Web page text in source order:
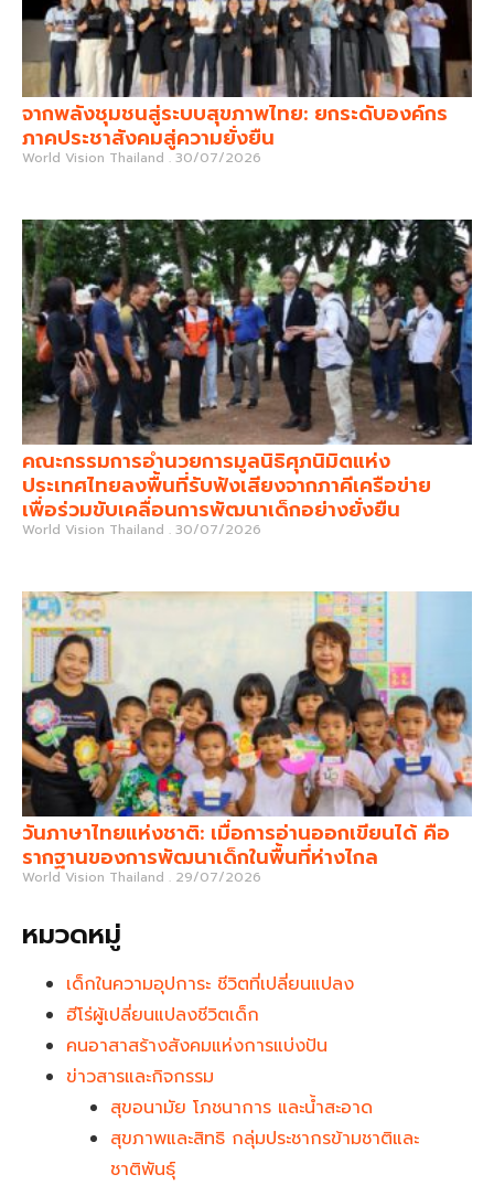
จากพลังชุมชนสู่ระบบสุขภาพไทย: ยกระดับองค์กร
ภาคประชาสังคมสู่ความยั่งยืน
World Vision Thailand 30/07/2026
คณะกรรมการอำนวยการมูลนิธิศุภนิมิตแห่ง
ประเทศไทยลงพื้นที่รับฟังเสียงจากภาคีเครือข่าย
เพื่อร่วมขับเคลื่อนการพัฒนาเด็กอย่างยั่งยืน
World Vision Thailand 30/07/2026
วันภาษาไทยแห่งชาติ: เมื่อการอ่านออกเขียนได้ คือ
รากฐานของการพัฒนาเด็กในพื้นที่ห่างไกล
World Vision Thailand 29/07/2026
หมวดหมู่
เด็กในความอุปการะ ชีวิตที่เปลี่ยนแปลง
ฮีโร่ผู้เปลี่ยนแปลงชีวิตเด็ก
คนอาสาสร้างสังคมแห่งการแบ่งปัน
ข่าวสารและกิจกรรม
สุขอนามัย โภชนาการ และน้ำสะอาด
สุขภาพและสิทธิ กลุ่มประชากรข้ามชาติและ
ชาติพันธุ์